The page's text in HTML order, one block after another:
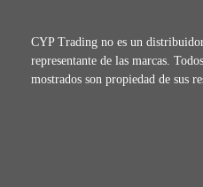
CYP Trading no es un
representante de las marcas.
mostrados son propiedad de sus